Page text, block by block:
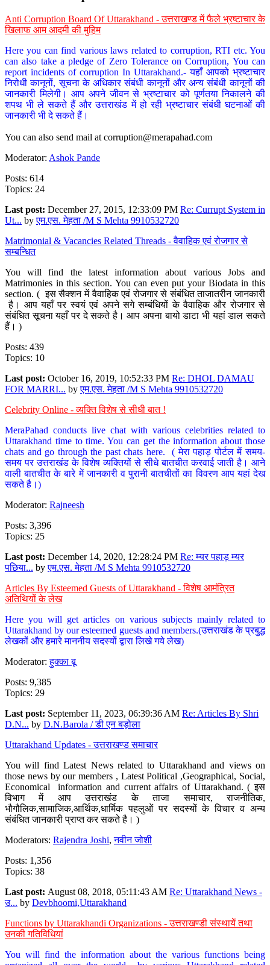
Anti Corruption Board Of Uttarakhand - उत्तराखण्ड में फैले भ्रष्टाचार के
खिलाफ आम आदमी की मुहिम
Here you can find various laws related to corruption, RTI etc. You
can also take a pledge of Zero Tolerance on Corruption, You can
report incidents of corruption In Uttarakhand.- यहाँ आपको भ्रष्टाचार
निरोधी कानूनों, सूचना के अधिकार संबंधी कानूनों और अन्य संबंधी कानूनों की
जानकारी मिलेगी। आप अपने जीवन से भ्रष्टाचार को पूर्णतया निकालने की
शपथ भी ले सकते हैं और उत्तराखंड में हो रही भ्रष्टाचार संबंधी घटनाओं की
जानकारी भी दे सकते हैं।
You can also send mail at corruption@merapahad.com
Moderator: Ashok Pande
Posts: 614
Topics: 24
Last post: December 27, 2015, 12:33:09 PM Re: Currupt System in
Ut... byएम.एस. मेहता /M S Mehta 9910532720
Matrimonial & Vacancies Related Threads - वैवाहिक एवं रोजगार से
सम्बन्धित
You will find the latest information about various Jobs and
Matrimonies in this section. You can even put your Biodata in this
section. ( इस सैक्शन में वैवाहिक एवं रोजगार से संबंधित ताजातरीन जानकारी
है। आप यहाँ पर स्वयं एवं अपने सगे सम्बंधियों के वैवाहिक और रोजगार से
संबंधित सूचना यहाँ पर दे सकते है। आप अपना बायो डाटा भी यहां डाल सकते
हैं। )
Posts: 439
Topics: 10
Last post: October 16, 2019, 10:52:33 PM Re: DHOL DAMAU
FOR MARRI... byएम.एस. मेहता /M S Mehta 9910532720
Celebrity Online - व्यक्ति विशेष से सीधी बात !
MeraPahad conducts live chat with various celebrities related to
Uttarakhand time to time. You can get the information about those
chats and go through the past chats here. ( मेरा पहाड़ पोर्टल में समय-
समय पर उत्तराखंड के विशेष व्यक्तियों से सीधे बातचीत करवाई जाती है। आने
वाली बातचीत के बारे में जानकारी व पुरानी बातचीतों का विवरण आप यहां देख
सकते है।)
Moderator: Rajneesh
Posts: 3,396
Topics: 25
Last post: December 14, 2020, 12:28:24 PM Re: म्यर पहाड़ म्यर
पछिया... byएम.एस. मेहता /M S Mehta 9910532720
Articles By Esteemed Guests of Uttarakhand - विशेष आमंत्रित
अतिथियों के लेख
Here you will get articles on various subjects mainly related to
Uttarakhand by our esteemed guests and members.(उत्तराखंड के प्रबुद्ध
लेखकों और हमारे माननीय सदस्यों द्वारा लिखे गये लेख)
Moderator:हुक्का बू
Posts: 9,385
Topics: 29
Last post: September 11, 2023, 06:39:36 AM Re: Articles By Shri
D.N... by D.N.Barola / डी एन बड़ोला
Uttarakhand Updates - उत्तराखण्ड समाचार
You will find Latest News related to Uttarakhand and views on
those news by our members , Latest Political ,Geographical, Social,
Economical information and current affairs of Uttarakhand. ( इस
विभाग में आप उत्तराखंड के ताजा समाचार, राजनीतिक,
भौगौलिक,सामाजिक,आर्थिक,धार्मिक पहलुओं पर सदस्यों के विचार व अन्य
संबंधित जानकारी प्राप्त कर सकते है। )
Moderators: Rajendra Joshi,नवीन जोशी
Posts: 1,356
Topics: 38
Last post: August 08, 2018, 05:11:43 AM Re: Uttarakhand News -
उ... by Devbhoomi,Uttarakhand
Functions by Uttarakhandi Organizations - उत्तराखण्डी संस्थायें तथा
उनकी गतिविधियां
You will find the information about the various functions being